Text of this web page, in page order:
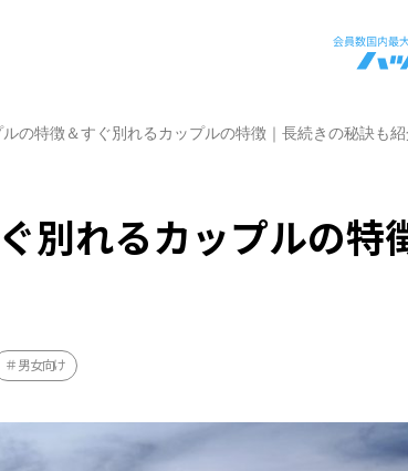
の特徴＆すぐ別れるカップルの特徴｜長続きの秘訣も紹
別れるカップルの特
男女向け